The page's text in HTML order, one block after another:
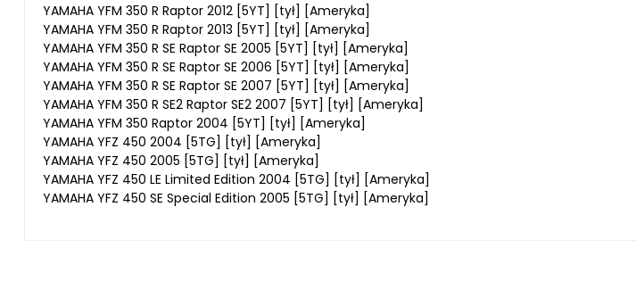
YAMAHA YFM 350 R Raptor 2012 [5YT] [tył] [Ameryka]
YAMAHA YFM 350 R Raptor 2013 [5YT] [tył] [Ameryka]
YAMAHA YFM 350 R SE Raptor SE 2005 [5YT] [tył] [Ameryka]
YAMAHA YFM 350 R SE Raptor SE 2006 [5YT] [tył] [Ameryka]
YAMAHA YFM 350 R SE Raptor SE 2007 [5YT] [tył] [Ameryka]
YAMAHA YFM 350 R SE2 Raptor SE2 2007 [5YT] [tył] [Ameryka]
YAMAHA YFM 350 Raptor 2004 [5YT] [tył] [Ameryka]
YAMAHA YFZ 450 2004 [5TG] [tył] [Ameryka]
YAMAHA YFZ 450 2005 [5TG] [tył] [Ameryka]
YAMAHA YFZ 450 LE Limited Edition 2004 [5TG] [tył] [Ameryka]
YAMAHA YFZ 450 SE Special Edition 2005 [5TG] [tył] [Ameryka]